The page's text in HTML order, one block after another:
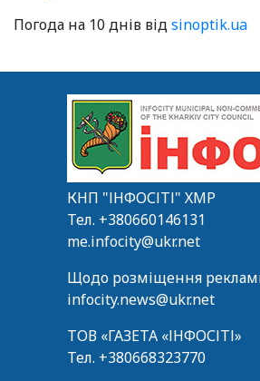
Погода на 10 днів відsinoptik.ua
КНП "ІНФОСІТІ" ХМР
Тел. +380660146131
me.infocity@ukr.net
Щодо розміщення
infocity.news@ukr.net
ТОВ «ГАЗЕТА «ІНФОСІТІ»
Тел. +380668323770